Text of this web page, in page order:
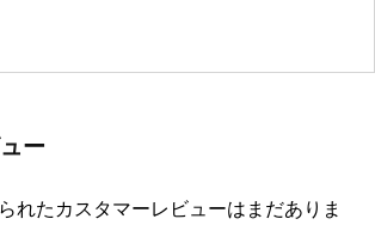
ー
れたカスタマーレビューはまだありま